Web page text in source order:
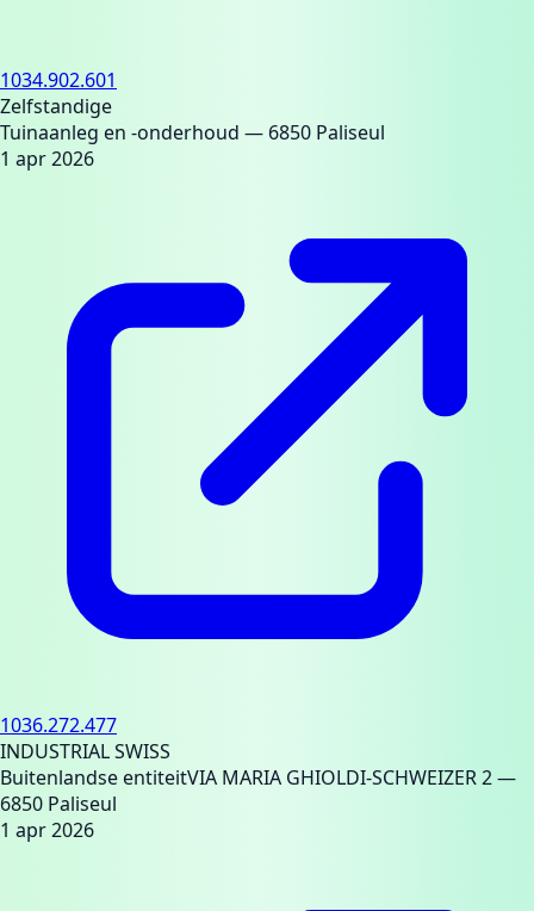
1034.902.601
Zelfstandige
Tuinaanleg en -onderhoud — 6850 Paliseul
1 apr 2026
1036.272.477
INDUSTRIAL SWISS
Buitenlandse entiteitVIA MARIA GHIOLDI-SCHWEIZER 2—
6850 Paliseul
1 apr 2026